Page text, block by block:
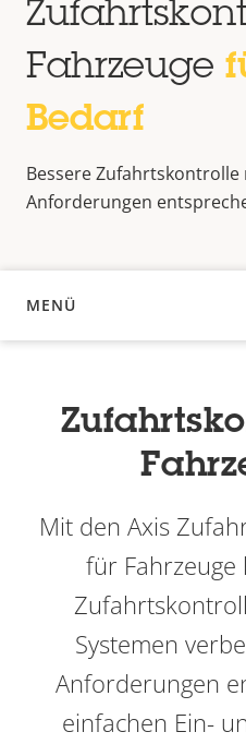
Fahrzeuge
Bedarf
Bessere
Anforderungen
MENÜ
ÜBERSICHT
Mit den Axis
für Fahrzeuge
Systemen
Anforderungen
einfachen Ein-